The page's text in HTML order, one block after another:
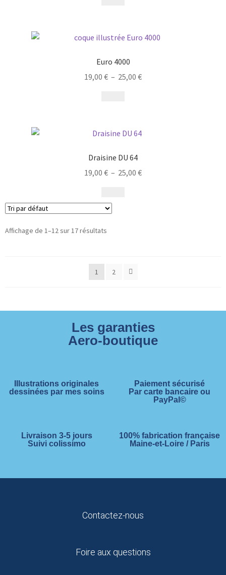
Euro 4000
19,00 € – 25,00 €
Draisine DU 64
19,00 € – 25,00 €
Affichage de 1–12 sur 17 résultats
1 2
Les garanties
Aero-boutique
Illustrations originales
dessinées par mes soins
Paiement sécurisé
Par carte bancaire ou
PayPal©
Livraison 3-5 jours
Suivi colissimo
100% fabrication française
Maine-et-Loire / Paris
Contactez-nous
Foire aux questions